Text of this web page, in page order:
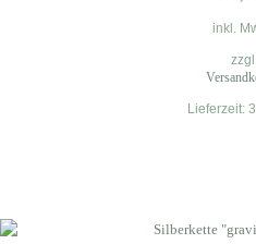
inkl.
zzgl.
Lieferzeit: